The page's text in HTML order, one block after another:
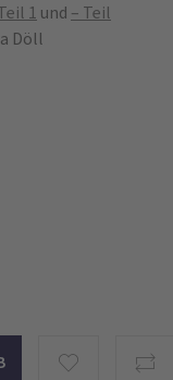
1 und – Teil
Döll